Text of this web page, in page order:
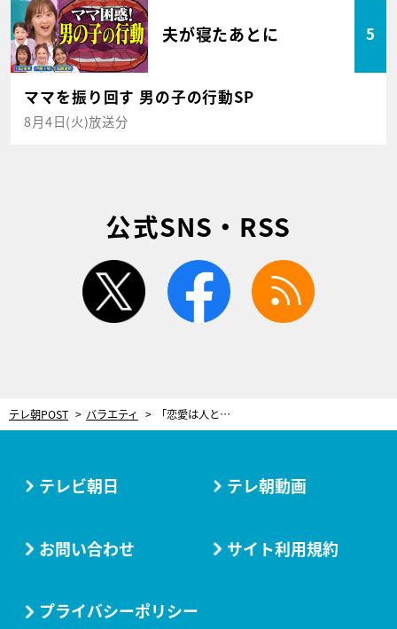
夫が寝たあとに 5
ママを振り回す 男の子の行動SP
8月4日(火)放送分
公式SNS・RSS
twitter facebook
テレ朝POST バラエティ 「恋愛は人と人とのつながり！」ももクロ・玉井詩織、パックンとディベート対決
テレビ朝日 テレ朝動画
お問い合わせ サイト利用規約
プライバシーポリシー